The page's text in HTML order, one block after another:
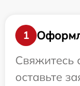
1
Свяжитесь
оставьте